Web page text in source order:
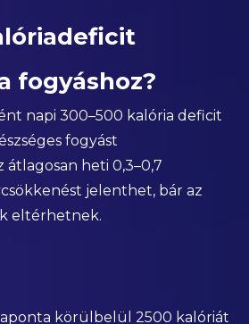
fogyáshoz?
napi 300–500 kalória deficit
fogyást
heti 0,3–0,7
jelenthet, bár az
eltérhetnek.
körülbelül 2500 kalóriát